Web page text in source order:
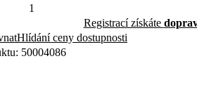
Registrací získáte
Hlídání ceny dostupnosti
50004086